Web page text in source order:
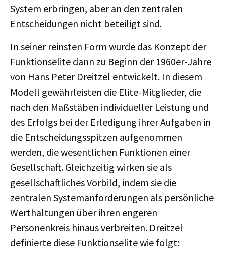
System erbringen, aber an den zentralen
Entscheidungen nicht beteiligt sind.
In seiner reinsten Form wurde das Konzept der
Funktionselite dann zu Beginn der 1960er-Jahre
von Hans Peter Dreitzel entwickelt. In diesem
Modell gewährleisten die Elite-Mitglieder, die
nach den Maßstäben individueller Leistung und
des Erfolgs bei der Erledigung ihrer Aufgaben in
die Entscheidungsspitzen aufgenommen
werden, die wesentlichen Funktionen einer
Gesellschaft. Gleichzeitig wirken sie als
gesellschaftliches Vorbild, indem sie die
zentralen Systemanforderungen als persönliche
Werthaltungen über ihren engeren
Personenkreis hinaus verbreiten. Dreitzel
definierte diese Funktionselite wie folgt: